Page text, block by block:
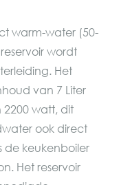
warm-water (50-
wordt
Het
van 7 Liter
watt, dit
ook direct
de keukenboiler
Het reservoir